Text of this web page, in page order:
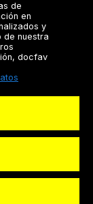
de
en
y
de nuestra
docfav